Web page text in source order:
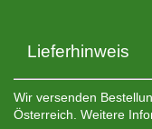
Lieferhinweis
Wir versenden
Österreich. Weitere